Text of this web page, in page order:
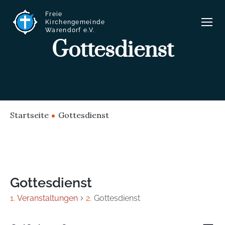
Freie
Kirchengemeinde
Warendorf e.V.
Gottesdienst
Startseite Gottesdienst
Gottesdienst
Veranstaltungen Gottesdienst